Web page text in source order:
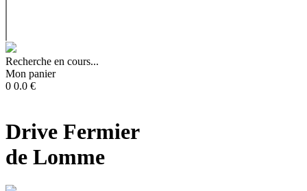
Recherche en cours...
Mon panier
0 0.0 €
Drive Fermier
de Lomme